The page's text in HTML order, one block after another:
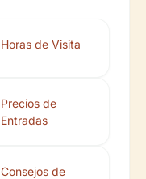
Horas de Visita
Precios de
Entradas
Consejos de